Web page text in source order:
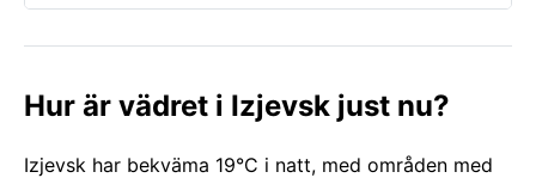
Hur är vädret i Izjevsk just nu?
Izjevsk har bekväma 19°C i natt, med områden med